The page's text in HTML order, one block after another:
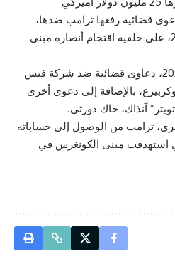
قضائية رفعها ترامب ضدها،
بسبب تعليق حساباته عام 2021، على خلفية اقتحام أنصاره مبنى
وكان ترامب رفع في جويلية 2021، دعاوى قضائية ضد شركة فيس
بالإضافة إلى دعوى أخرى
آنذاك، جاك دورثي.
ترامب من الوصول إلى حساباته
استهدفت مبنى الكونغرس في